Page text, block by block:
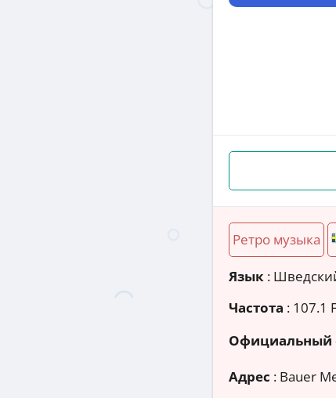
Ретро музыка
Язык :
Частота : 107.1
Официальный
Адрес : Bauer